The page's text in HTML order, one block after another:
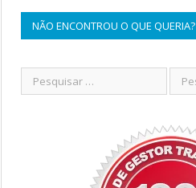
NÃO ENCONTROU O QUE QUERIA?